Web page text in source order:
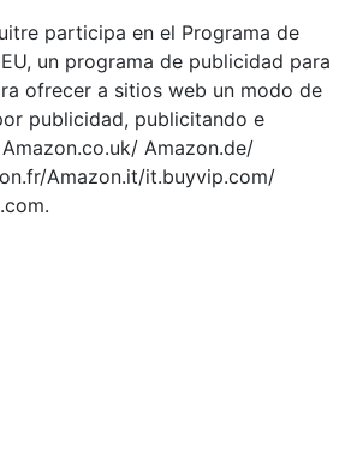
participa en el Programa de
un programa de publicidad para
ofrecer a sitios web un modo de
publicidad, publicitando e
Amazon.de/
Amazon.it/it.buyvip.com/